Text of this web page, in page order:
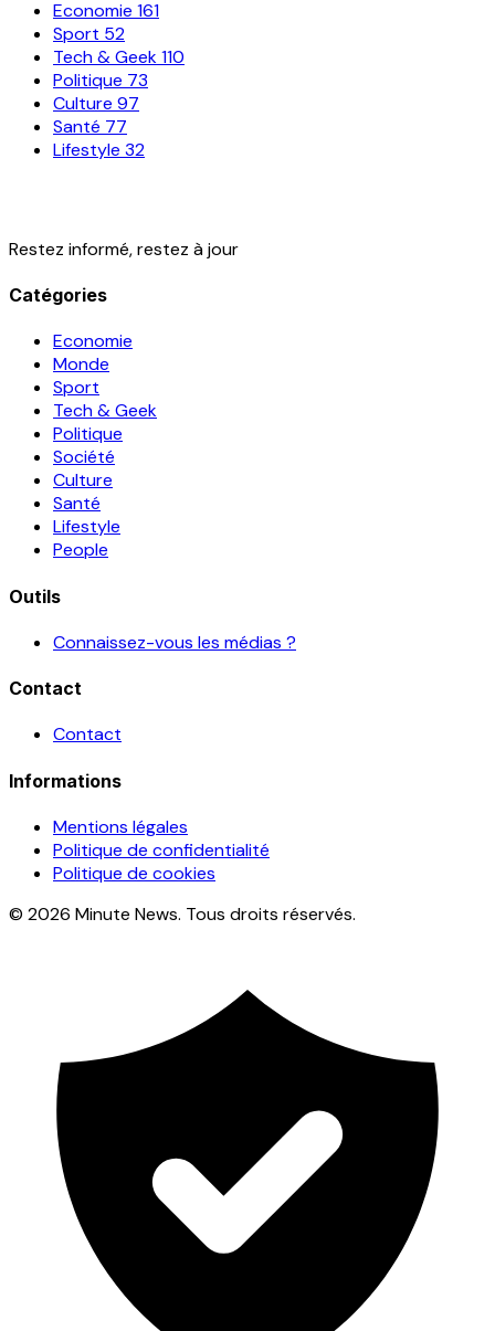
Economie 161
Sport 52
Tech & Geek110
Politique 73
Culture 97
Santé 77
Lifestyle 32
Restez informé, restez à jour
Catégories
Economie
Monde
Sport
Tech & Geek
Politique
Société
Culture
Santé
Lifestyle
People
Outils
Connaissez-vous les médias ?
Contact
Contact
Informations
Mentions légales
Politique de confidentialité
Politique de cookies
© 2026 Minute News. Tous droits réservés.